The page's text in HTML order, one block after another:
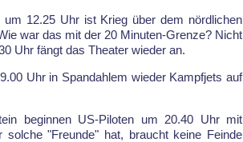
12.25 Uhr ist Krieg über dem nördlichen
war das mit der 20 Minuten-Grenze? Nicht
Uhr fängt das Theater wieder an.
Uhr in Spandahlem wieder Kampfjets auf
beginnen US-Piloten um 20.40 Uhr mit
"Freunde" hat, braucht keine Feinde